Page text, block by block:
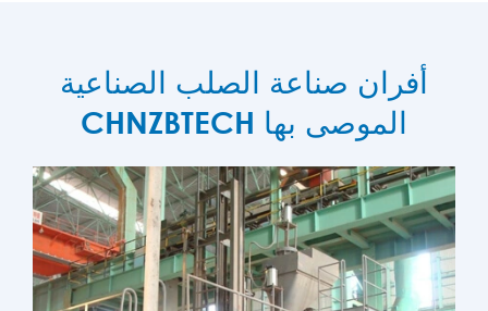
أفران صناعة الصلب الصناعية
CHNZBTECH الموصى بها